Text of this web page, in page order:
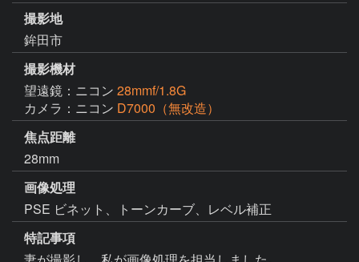
撮影地
鉾田市
撮影機材
望遠鏡：ニコン 28mmf/1.8G
カメラ：ニコン D7000（無改造）
焦点距離
28mm
画像処理
特記事項